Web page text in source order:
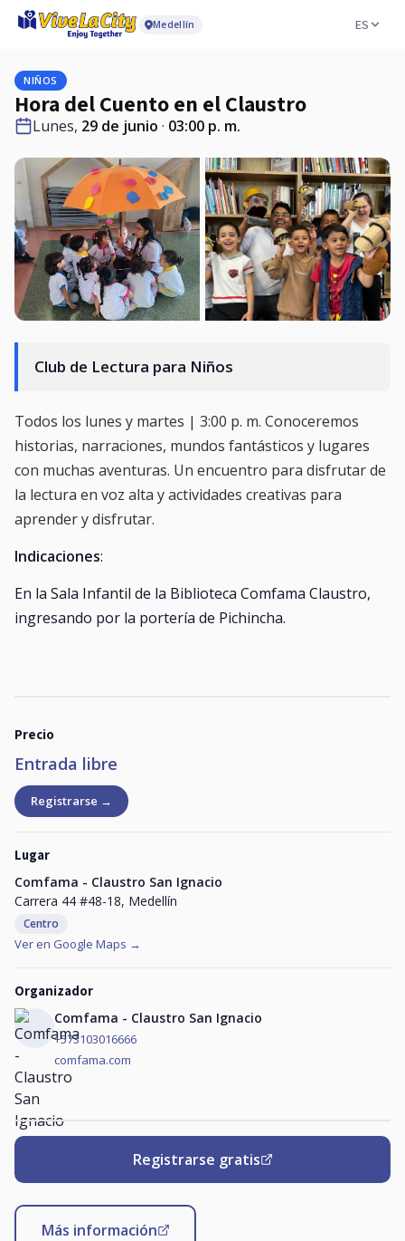
Medellín ES
NIÑOS
Hora del Cuento en el Claustro
Lunes, 29 de junio · 03:00 p. m.
Club de Lectura para Niños
Todos los lunes y martes | 3:00 p. m. Conoceremos
historias, narraciones, mundos fantásticos y lugares
con muchas aventuras. Un encuentro para disfrutar de
la lectura en voz alta y actividades creativas para
aprender y disfrutar.
Indicaciones:
En la Sala Infantil de la Biblioteca Comfama Claustro,
ingresando por la portería de Pichincha.
Precio
Entrada libre
Registrarse →
Lugar
Comfama - Claustro San Ignacio
Carrera 44 #48-18, Medellín
Centro
Ver en Google Maps →
Organizador
Comfama - Claustro San Ignacio
+573103016666
comfama.com
Registrarse gratis
Más información